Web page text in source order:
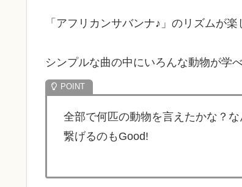
「アフリカンサバンナ♪」のリズムが楽
シンプルな曲の中にいろんな動物が学
全部で何匹の動物を言えたかな？
繋げるのもGood!